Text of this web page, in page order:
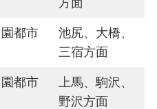
都市
池尻、大橋、
三宿方面
都市
上馬、駒沢、
野沢方面